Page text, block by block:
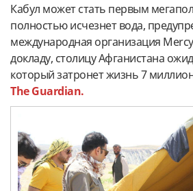
Кабул может стать первым
полностью исчезнет вода,
международная организация
докладу, столицу Афганистана
который затронет жизнь 7
The Guardian.